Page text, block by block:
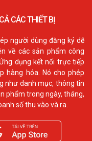
CÁC THIẾT BỊ
người dùng đăng ký dễ
về các sản phẩm công
dụng kết nối trực tiếp
hàng hóa. Nó cho phép
như danh mục, thông tin
phẩm trong ngày, tháng,
số thu vào và ra.